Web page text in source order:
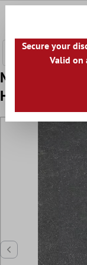
Muestra
Horizon
Secure your
Valid on